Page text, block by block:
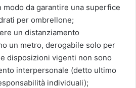
da garantire una superfice
per ombrellone;
un distanziamento
un metro, derogabile solo per
disposizioni vigenti non sono
interpersonale (detto ultimo
individuali);